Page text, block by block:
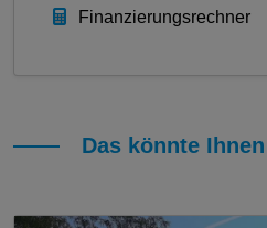
Finanzierungsrechner
Das könnte